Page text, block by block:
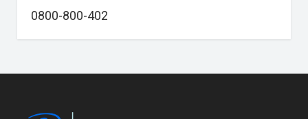
0800-800-402